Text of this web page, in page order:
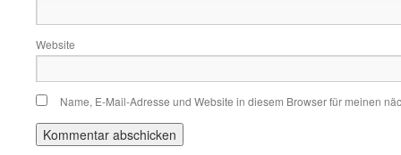
Website
Name, E-Mail-Adresse und Website in diesem Browser für meinen